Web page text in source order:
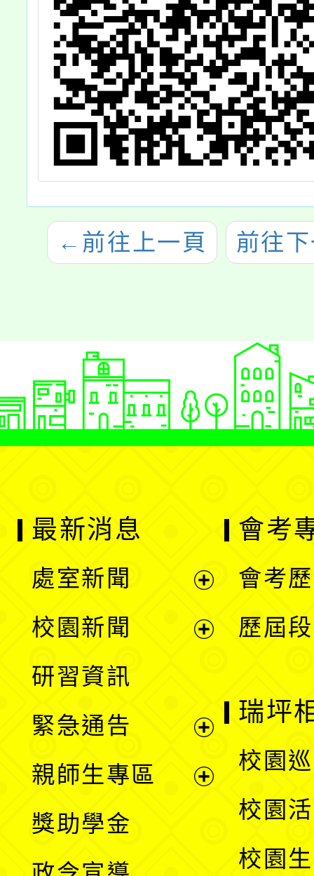
← 前往上一頁 前往
最新消息
處室新聞
單
校園新聞
選
單
研習資訊
緊急通告
親師生專區
獎助學金
會考
會考
歷屆
瑞坪
校園
校園
校園